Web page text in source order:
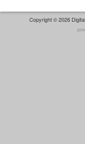
Copyright © 2026